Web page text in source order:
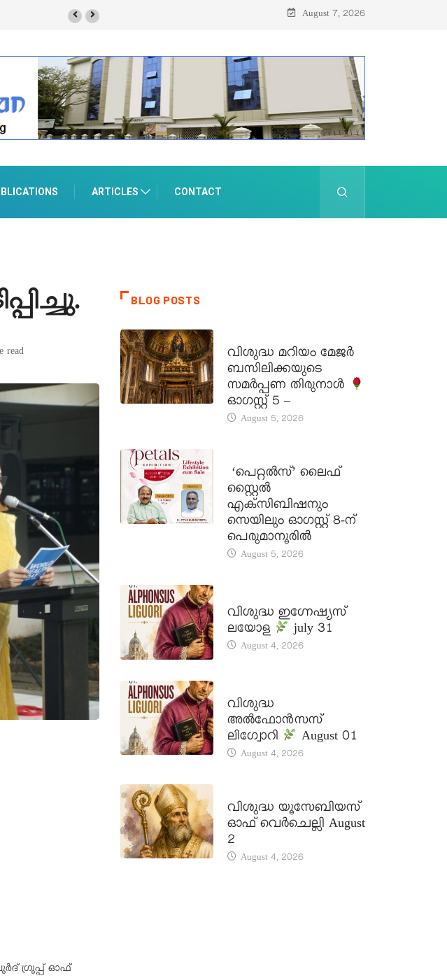
ഓഗസ്റ്റ് 8-ന്
August 7, 2026
ARTICLES CONTACT
read
ഗ്രൂപ്പ് ഓഫ്
BLOG POSTS
വിശുദ്ധ മറിയം മേജർ
ബസിലിക്കയുടെ
സമർപ്പണ തിരുനാൾ
ഓഗസ്റ്റ് 5 –
August 5, 2026
‘പെറ്റൽസ്’ ലൈഫ്
സ്റ്റൈൽ
എക്സിബിഷനും
സെയിലും ഓഗസ്റ്റ് 8-ന്
പെരുമാനൂരിൽ
August 5, 2026
വിശുദ്ധ ഇഗ്നേഷ്യസ്
ലയോള
july 31
August 4, 2026
വിശുദ്ധ
അൽഫോൻസസ്
ലിഗ്വോറി
August 01
August 4, 2026
വിശുദ്ധ യൂസേബിയസ്
ഓഫ് വെർചെല്ലി August
2
August 4, 2026